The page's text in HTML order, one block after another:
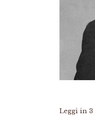
Leggi in 3